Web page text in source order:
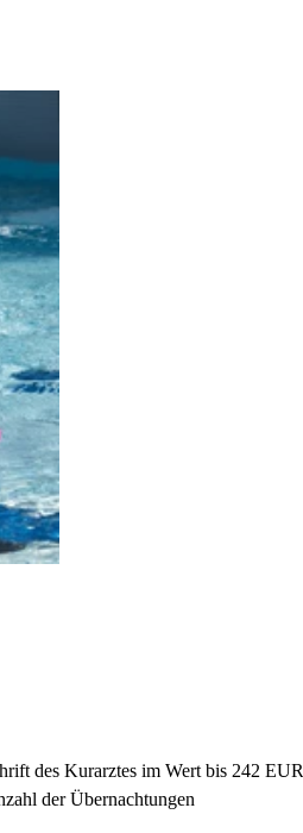
des Kurarztes im Wert bis 242 EUR
der Übernachtungen